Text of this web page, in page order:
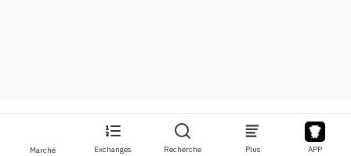
Marché Exchanges Recherche Plus APP